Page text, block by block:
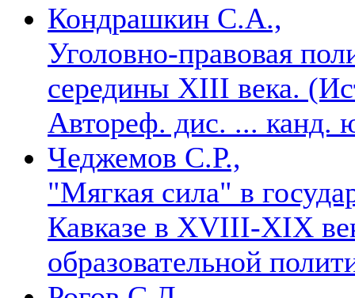
Кондрашкин С.А.,
Уголовно-правовая
середины XIII века.
Автореф. дис. ... канд.
Чеджемов С.Р.,
"Мягкая сила" в
Кавказе в XVIII-XIX
образовательной